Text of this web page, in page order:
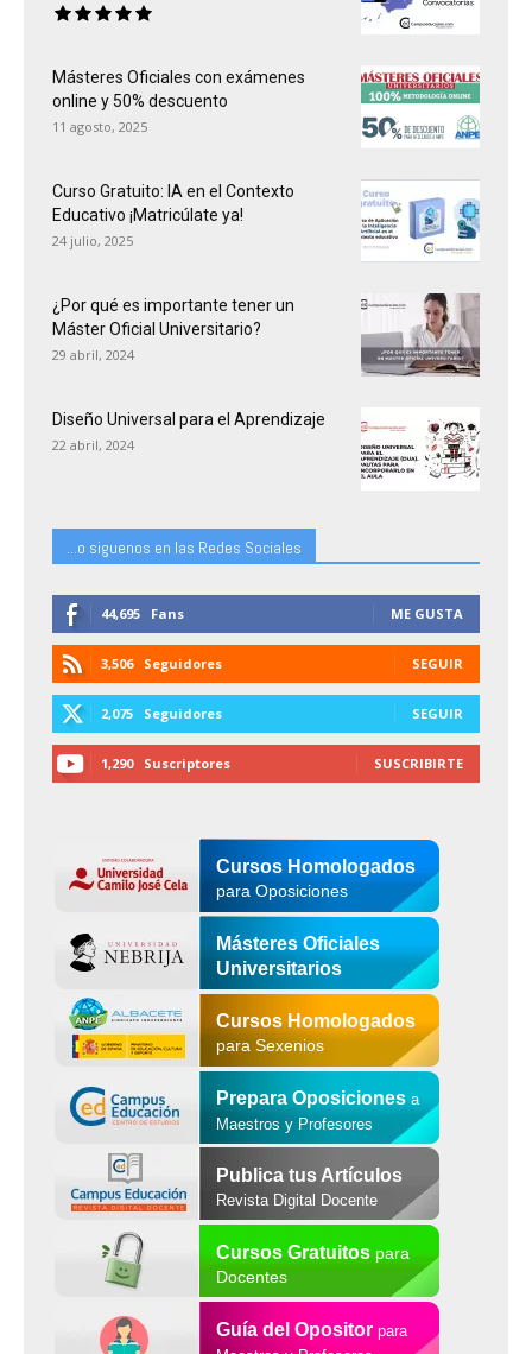
Másteres Oficiales con exámenes
online y 50% descuento
11 agosto, 2025
Curso Gratuito: IA en el Contexto
Educativo ¡Matricúlate ya!
24 julio, 2025
¿Por qué es importante tener un
Máster Oficial Universitario?
29 abril, 2024
Diseño Universal para el Aprendizaje
22 abril, 2024
...o siguenos en las Redes Sociales
44,695 Fans ME GUSTA
3,506 Seguidores SEGUIR
2,075 Seguidores SEGUIR
1,290 Suscriptores SUSCRIBIRTE
Cursos Homologados
para Oposiciones
Másteres Oficiales
Universitarios
Cursos Homologados
para Sexenios
Prepara Oposiciones a
Maestros y Profesores
Publica tus Artículos
Revista Digital Docente
Cursos Gratuitospara
Docentes
Guía del Opositor para